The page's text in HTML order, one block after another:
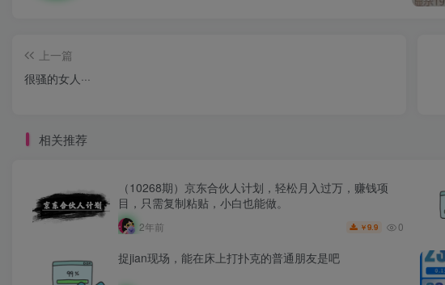
上一篇
很骚的女人···
相关推荐
（10268期）京东合伙人计划，轻松月入过万，赚钱项
目，只需复制粘贴，小白也能做。
2年前 ￥9.9 0
捉jian现场，能在床上打扑克的普通朋友是吧